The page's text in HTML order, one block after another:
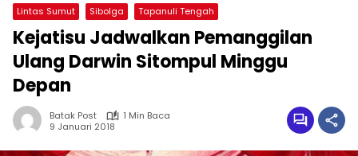
Lintas Sumut Sibolga Tapanuli Tengah
Kejatisu Jadwalkan Pemanggilan
Ulang Darwin Sitompul Minggu
Depan
Batak Post
1 Min Baca
9 Januari 2018